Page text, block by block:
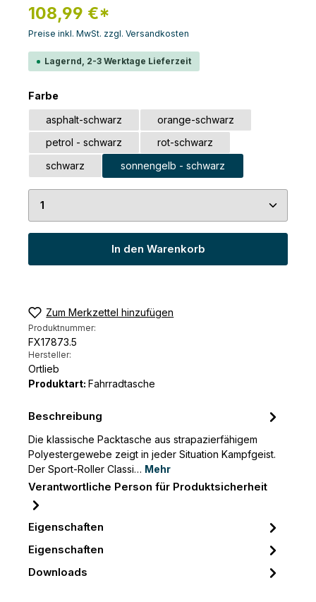
108,99 €*
Preise inkl. MwSt. zzgl. Versandkosten
Lagernd, 2-3 Werktage Lieferzeit
Farbeauswählen
asphalt-schwarz
orange-schwarz
petrol - schwarz
rot-schwarz
schwarz
sonnengelb - schwarz
Produkt Anzahl: Gib den gewünschten Wert
In den Warenkorb
Zum Merkzettel hinzufügen
Produktnummer:
FX17873.5
Hersteller:
Ortlieb
Produktart: Fahrradtasche
Beschreibung
Die klassische Packtasche aus strapazierfähigem
Polyestergewebe zeigt in jeder Situation Kampfgeist.
Der Sport-Roller Classi… Mehr
Verantwortliche Person für Produktsicherheit
Eigenschaften
Eigenschaften
Downloads